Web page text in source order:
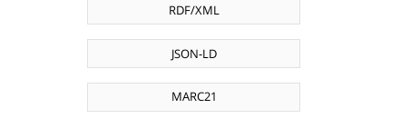
RDF/XML
JSON-LD
MARC21